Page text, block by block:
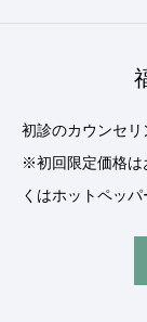
初診のカウンセリ
※初回限定価格は
くはホットペッパ